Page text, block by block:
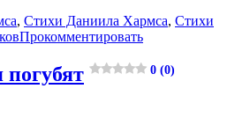
, Стихи Даниила Хармса, Стихи
Прокомментировать
погубят 0 (0)